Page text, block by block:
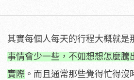
其實每個人每天的行程大概就是
事情會少一些，不如想想怎麼騰
實際 。而且通常那些覺得忙得